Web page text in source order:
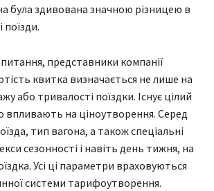
була здивована значною різницею в
поїзди.
представники компанії
квитка визначається не лише на
або тривалості поїздки. Існує цілий
впливають на ціноутворення. Серед
тип вагона, а також спеціальні
сезонності і навіть день тижня, на
Усі ці параметри враховуються
системи тарифоутворення.